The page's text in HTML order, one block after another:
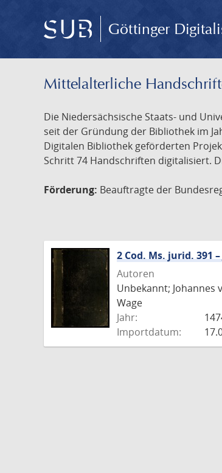
Göttinger
Mittelalterliche
Die Niedersächsische Staats- und
seit der Gründung der Bibliothek im
Digitalen Bibliothek geförderten
Schritt 74 Handschriften digitalisiert.
Förderung: Beauftragte der
2 Cod. Ms. jurid.
Autoren
Unbekannt; Johannes
Wage
Jahr:
Importdatum: